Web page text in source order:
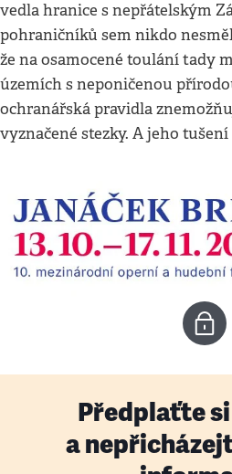
vedla hranice s nepřátelským
pohraničníků sem nikdo
že na osamocené toulání tady
územích s neponičenou
ochranářská pravidla
vyznačené stezky. A jeho tušení
Předplaťte
a